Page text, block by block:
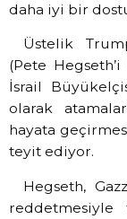
daha iyi bir
Üstelik
(Pete
İsrail
olarak
hayata
teyit ediyor.
Hegseth,
reddetmesiyle